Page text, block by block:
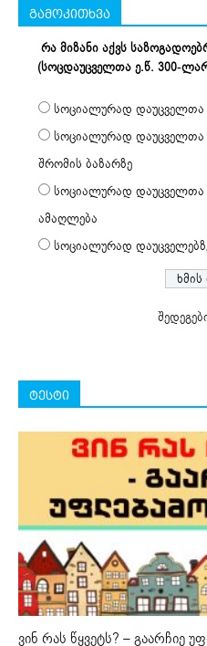
გამოკითხვა
რა მიზანი აქვს
(სოცდაუცველთა ე.წ. 300-
სოციალურად დაუცველთა
სოციალურად დაუცველთა
შრომის ბაზარზე
სოციალურად დაუცველთა
ამაღლება
სოციალურად
ტესტი
ვინ რას წყვეტს? – გაარჩიე